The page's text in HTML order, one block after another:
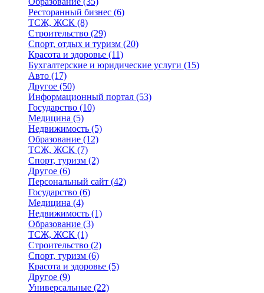
Ресторанный бизнес (6)
ТСЖ, ЖСК (8)
Строительство (29)
Спорт, отдых и туризм (20)
Красота и здоровье (11)
Бухгалтерские и юридические услуги (15)
Авто (17)
Другое (50)
Информационный портал (53)
Государство (10)
Медицина (5)
Недвижимость (5)
Образование (12)
ТСЖ, ЖСК (7)
Спорт, туризм (2)
Другое (6)
Персональный сайт (42)
Государство (6)
Медицина (4)
Недвижимость (1)
Образование (3)
ТСЖ, ЖСК (1)
Строительство (2)
Спорт, туризм (6)
Красота и здоровье (5)
Другое (9)
Универсальные (22)